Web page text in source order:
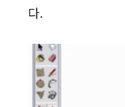
다.